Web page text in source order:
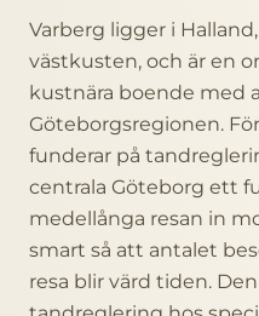
Varberg ligger i
västkusten, och är en
kustnära boende med
Göteborgsregionen.
funderar på
centrala Göteborg ett
medellånga resan in
smart så att antalet
resa blir värd tiden.